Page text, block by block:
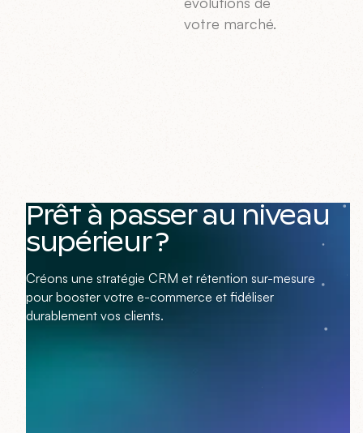
votre marché.
Prêt à passer au niveau
supérieur ?
Créons une stratégie CRM et rétention sur-mesure
pour booster votre e-commerce et fidéliser
durablement vos clients.